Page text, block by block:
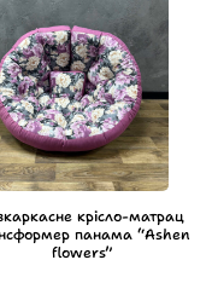
крісло-матрац
панама “Ashen
flowers”